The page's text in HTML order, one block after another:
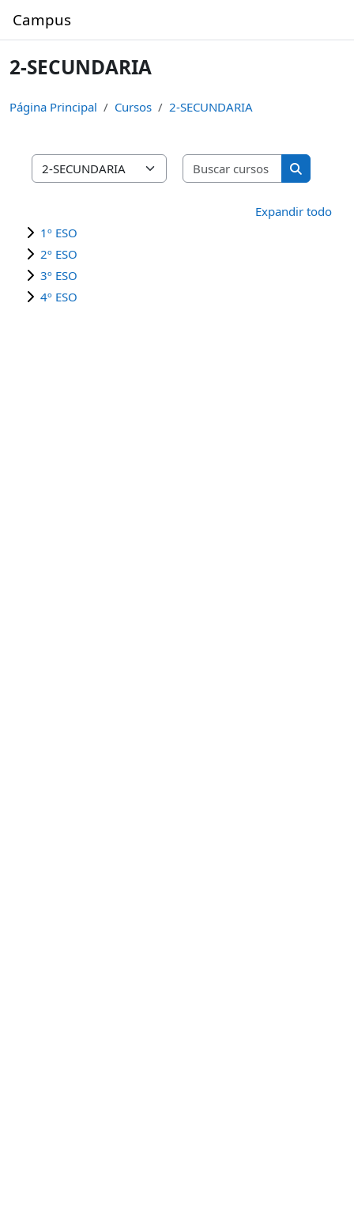
Campus
2-SECUNDARIA
Página Principal Cursos 2-SECUNDARIA
Categorías
Buscar
Buscar
Expandir todo
1º ESO
2º ESO
3º ESO
4º ESO